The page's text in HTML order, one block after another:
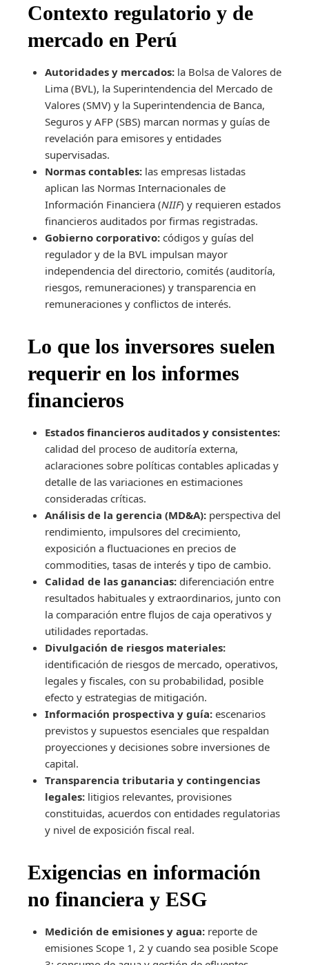
Contexto regulatorio y de
mercado en Perú
Autoridades y mercados: la Bolsa de Valores de
Lima (BVL), la Superintendencia del Mercado de
Valores (SMV) y la Superintendencia de Banca,
Seguros y AFP (SBS) marcan normas y guías de
revelación para emisores y entidades
supervisadas.
Normas contables: las empresas listadas
aplican las Normas Internacionales de
Información Financiera (NIIF) y requieren estados
financieros auditados por firmas registradas.
Gobierno corporativo: códigos y guías del
regulador y de la BVL impulsan mayor
independencia del directorio, comités (auditoría,
riesgos, remuneraciones) y transparencia en
remuneraciones y conflictos de interés.
Lo que los inversores suelen
requerir en los informes
financieros
Estados financieros auditados y consistentes:
calidad del proceso de auditoría externa,
aclaraciones sobre políticas contables aplicadas y
detalle de las variaciones en estimaciones
consideradas críticas.
Análisis de la gerencia (MD&A): perspectiva del
rendimiento, impulsores del crecimiento,
exposición a fluctuaciones en precios de
commodities, tasas de interés y tipo de cambio.
Calidad de las ganancias: diferenciación entre
resultados habituales y extraordinarios, junto con
la comparación entre flujos de caja operativos y
utilidades reportadas.
Divulgación de riesgos materiales:
identificación de riesgos de mercado, operativos,
legales y fiscales, con su probabilidad, posible
efecto y estrategias de mitigación.
Información prospectiva y guía: escenarios
previstos y supuestos esenciales que respaldan
proyecciones y decisiones sobre inversiones de
capital.
Transparencia tributaria y contingencias
legales: litigios relevantes, provisiones
constituidas, acuerdos con entidades regulatorias
y nivel de exposición fiscal real.
Exigencias en información
no financiera y ESG
Medición de emisiones y agua: reporte de
emisiones Scope 1, 2 y cuando sea posible Scope